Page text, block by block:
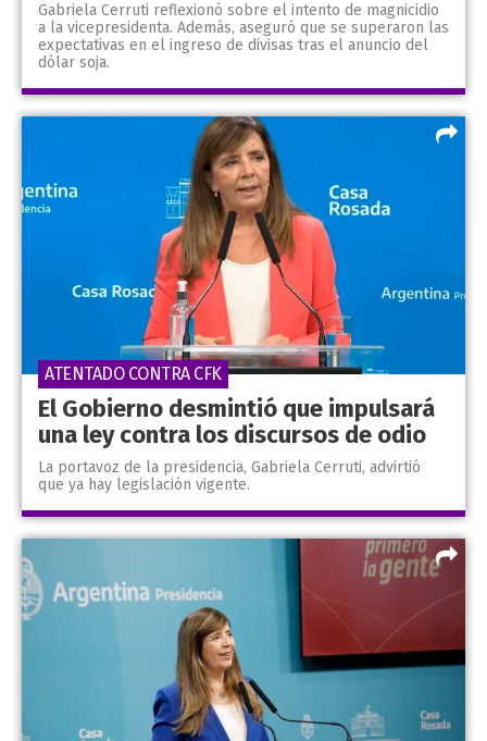
Gabriela Cerruti reflexionó sobre el intento de magnicidio
a la vicepresidenta. Además, aseguró que se superaron las
expectativas en el ingreso de divisas tras el anuncio del
dólar soja.
El Gobierno desmintió que impulsará
una ley contra los discursos de odio
La portavoz de la presidencia, Gabriela Cerruti, advirtió
que ya hay legislación vigente.
ATENTADO CONTRA CFK